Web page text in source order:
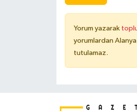
Yorum yazarak
yorumlardan
tutulamaz.